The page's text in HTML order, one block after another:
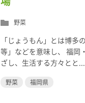
野菜
「じょうもん」とは博多
等」などを意味し、 福岡
ざし、生活する方々とと...
野菜 福岡県